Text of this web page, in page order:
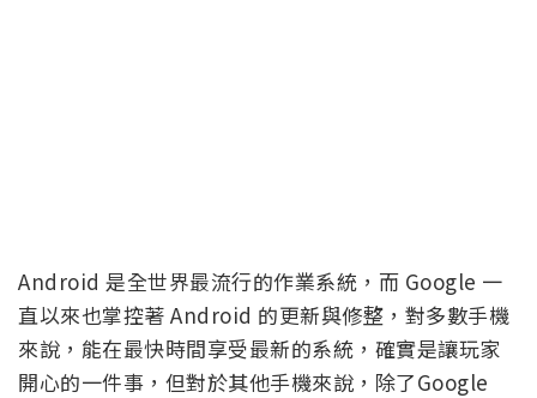
Android 是全世界最流行的作業系統，而 Google 一
直以來也掌控著 Android 的更新與修整，對多數手機
來說，能在最快時間享受最新的系統，確實是讓玩家
開心的一件事，但對於其他手機來說，除了Google